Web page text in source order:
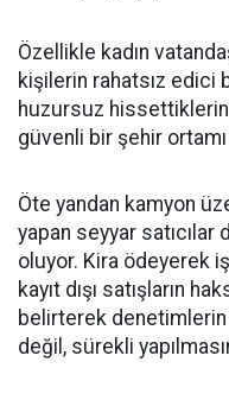
Özellikle kadın
kişilerin rahatsız edici
huzursuz
güvenli bir şehir
Öte yandan kamyon
yapan seyyar satıcılar
oluyor. Kira ödeyerek
kayıt dışı satışların
belirterek
değil, sürekli